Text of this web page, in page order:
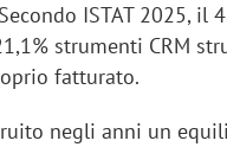
ISTAT 2025, il
strumenti CRM
fatturato.
negli anni un